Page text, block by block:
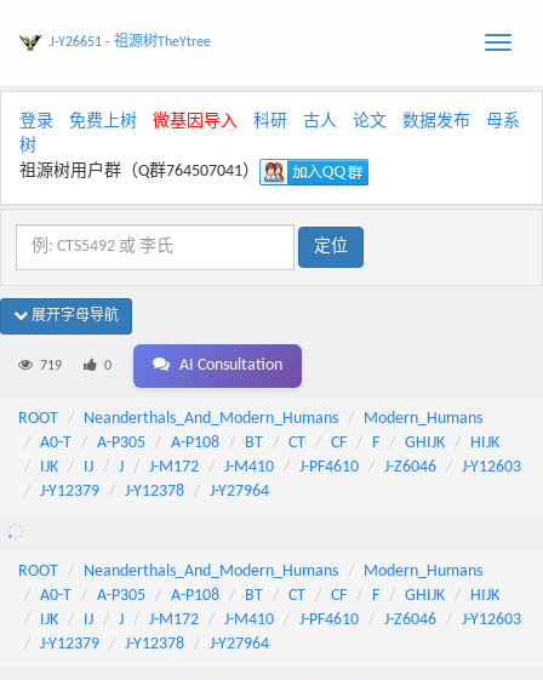
Toggle
J-Y26651 - 祖源树TheYtree
登录 免费上树 微基因导入 科研 古人 论文 数据发布
母系
树
祖源树用户群（Q群764507041）
展开字母导航
719 0 AI Consultation
ROOT Neanderthals_And_Modern_Humans
Modern_Humans
A0-T
A-P305 A-P108 BT CT CF F GHIJK
HIJK
IJK
IJ J J-M172 J-M410 J-PF4610 J-Z6046
J-Y12603
J-Y12379
J-Y12378 J-Y27964
ROOT Neanderthals_And_Modern_Humans
Modern_Humans
A0-T
A-P305 A-P108 BT CT CF F GHIJK
HIJK
IJK
IJ J J-M172 J-M410 J-PF4610 J-Z6046
J-Y12603
J-Y12379
J-Y12378 J-Y27964